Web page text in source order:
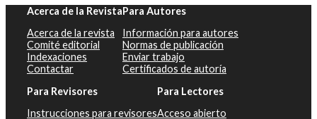
Acerca de la Revista
Acerca de la revista
Comité editorial
Indexaciones
Contactar
Para Autores
Información para autores
Normas de publicación
Enviar trabajo
Certificados de autoría
Para Revisores
Instrucciones para revisores
Para Lectores
Acceso abierto